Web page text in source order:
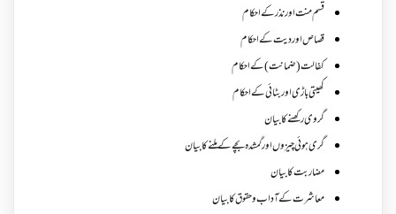
قسم منت اور نذر کے احکام
قصاص اور دیت کے احکام
کفالت (ضمانت) کے احکام
کھیتی باڑی اور بٹائی کے احکام
گروی رکھنے کا بیان
گری ہوئی چیزوں اورگمشدہ بچے کے ملنے کا بیان
مضاربت کا بیان
معاشرت کے آداب و حقوق کا بیان